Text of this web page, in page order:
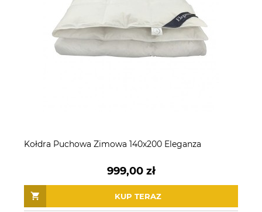
Kołdra Puchowa Zimowa 140x200 Eleganza
999,00 zł
KUP TERAZ